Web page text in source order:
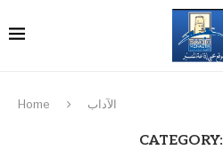
Home الآداب
CATEGORY: